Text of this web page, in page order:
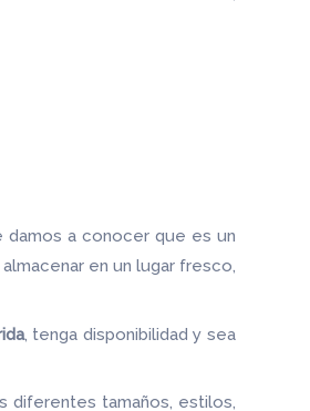
damos a conocer que es un
en un lugar fresco,
, tenga disponibilidad y sea
diferentes tamaños, estilos,